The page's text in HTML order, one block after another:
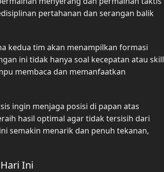
pertahanan dan serangan balik
kedua tim akan menampilkan formasi
ini tidak hanya soal kecepatan atau skill
membaca dan memanfaatkan
ingin menjaga posisi di papan atas
hasil optimal agar tidak tersisih dari
semakin menarik dan penuh tekanan,
Ini